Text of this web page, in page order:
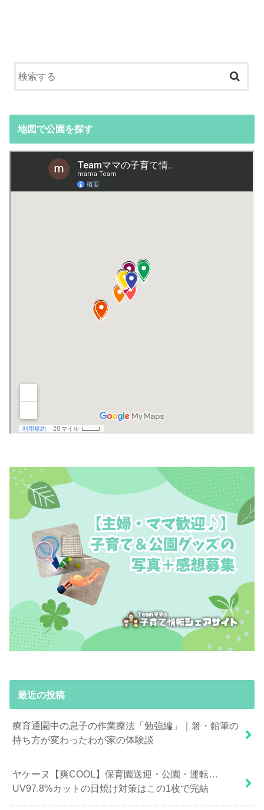
地図で公園を探す
最近の投稿
療育通園中の息子の作業療法「勉強編」｜箸・鉛筆の
持ち方が変わったわが家の体験談
ヤケーヌ【爽COOL】保育園送迎・公園・運転…
UV97.8%カットの日焼け対策はこの1枚で完結